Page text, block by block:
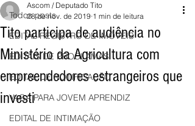
Todos posts
EDITAL REGISTRO DE IMÓVEIS
EDITAIS DE PROCLAMAS
EDITAL DE NOTIFICAÇÃO
VAGA PARA JOVEM APRENDIZ
EDITAL DE INTIMAÇÃO
Tito participa de audiência no
Ministério da Agricultura com
empreendedores estrangeiros que
investi
Ascom / Deputado Tito
28 de nov. de 2019 1 min de leitura